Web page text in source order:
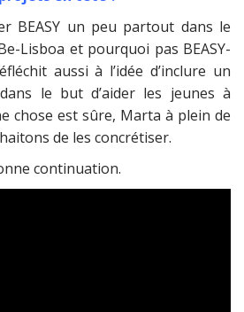
BEASY un peu partout dans le
Lisboa et pourquoi pas BEASY-
aussi à l’idée d’inclure un
le but d’aider les jeunes à
chose est sûre, Marta à plein de
de les concrétiser.
continuation.